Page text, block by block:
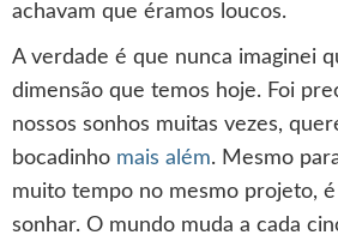
achavam que éramos loucos.
A verdade é que nunca imaginei
dimensão que temos hoje. Foi
nossos sonhos muitas vezes,
bocadinho mais além. Mesmo
muito tempo no mesmo projeto,
sonhar. O mundo muda a cada